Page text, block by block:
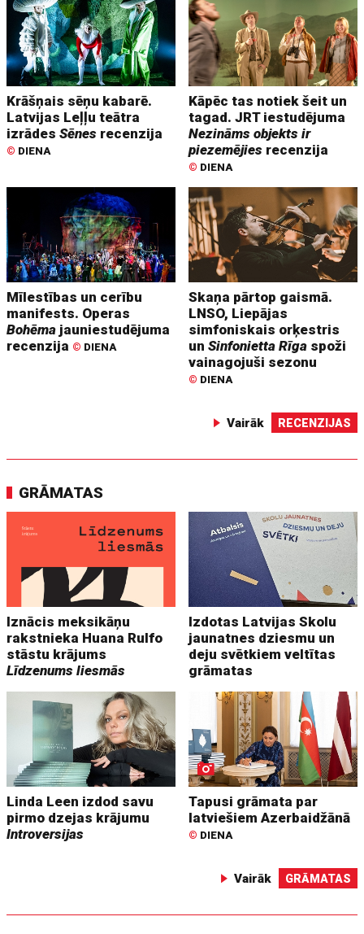
Krāšņais sēņu kabarē.
Latvijas Leļļu teātra
izrādesSēnes recenzija
© DIENA
Kāpēc tas notiek šeit un
tagad. JRT iestudējuma
Nezināms objekts ir
piezemējies recenzija
© DIENA
Mīlestības un cerību
manifests. Operas
Bohēma jauniestudējuma
recenzija © DIENA
Skaņa pārtop gaismā.
LNSO, Liepājas
simfoniskais orķestris
unSinfonietta Rīga spoži
vainagojuši sezonu
© DIENA
Vairāk RECENZIJAS
GRĀMATAS
Iznācis meksikāņu
rakstnieka Huana Rulfo
stāstu krājums
Līdzenums liesmās
Izdotas Latvijas Skolu
jaunatnes dziesmu un
deju svētkiem veltītas
grāmatas
Linda Leen izdod savu
pirmo dzejas krājumu
Introversijas
Tapusi grāmata par
latviešiem Azerbaidžānā
© DIENA
Vairāk GRĀMATAS